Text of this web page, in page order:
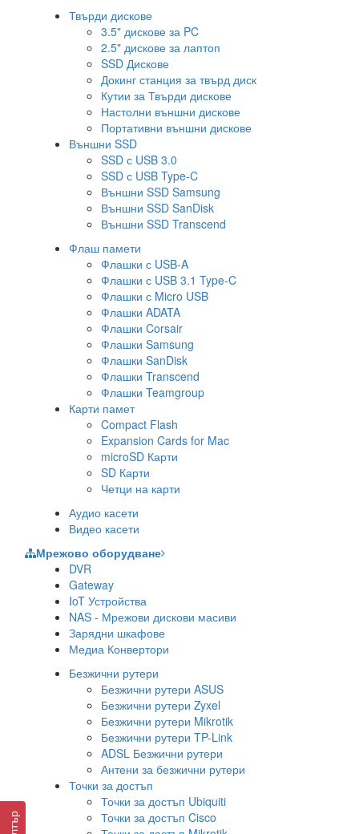
Твърди дискове
3.5" дискове за PC
2.5" дискове за лаптоп
SSD Дискове
Докинг станция за твърд диск
Кутии за Твърди дискове
Настолни външни дискове
Портативни външни дискове
Външни SSD
SSD с USB 3.0
SSD с USB Type-C
Външни SSD Samsung
Външни SSD SanDisk
Външни SSD Transcend
Флаш памети
Флашки с USB-A
Флашки с USB 3.1 Type-C
Флашки с Micro USB
Флашки ADATA
Флашки Corsair
Флашки Samsung
Флашки SanDisk
Флашки Transcend
Флашки Teamgroup
Карти памет
Compact Flash
Expansion Cards for Mac
microSD Карти
SD Карти
Четци на карти
Аудио касети
Видео касети
Мрежово оборудване
DVR
Gateway
IoT Устройства
NAS - Мрежови дискови масиви
Зарядни шкафове
Медиа Конвертори
Безжични рутери
Безжични рутери ASUS
Безжични рутери Zyxel
Безжични рутери Mikrotik
Безжични рутери TP-Link
ADSL Безжични рутери
Антени за безжични рутери
Точки за достъп
Точки за достъп Ubiquiti
Точки за достъп Cisco